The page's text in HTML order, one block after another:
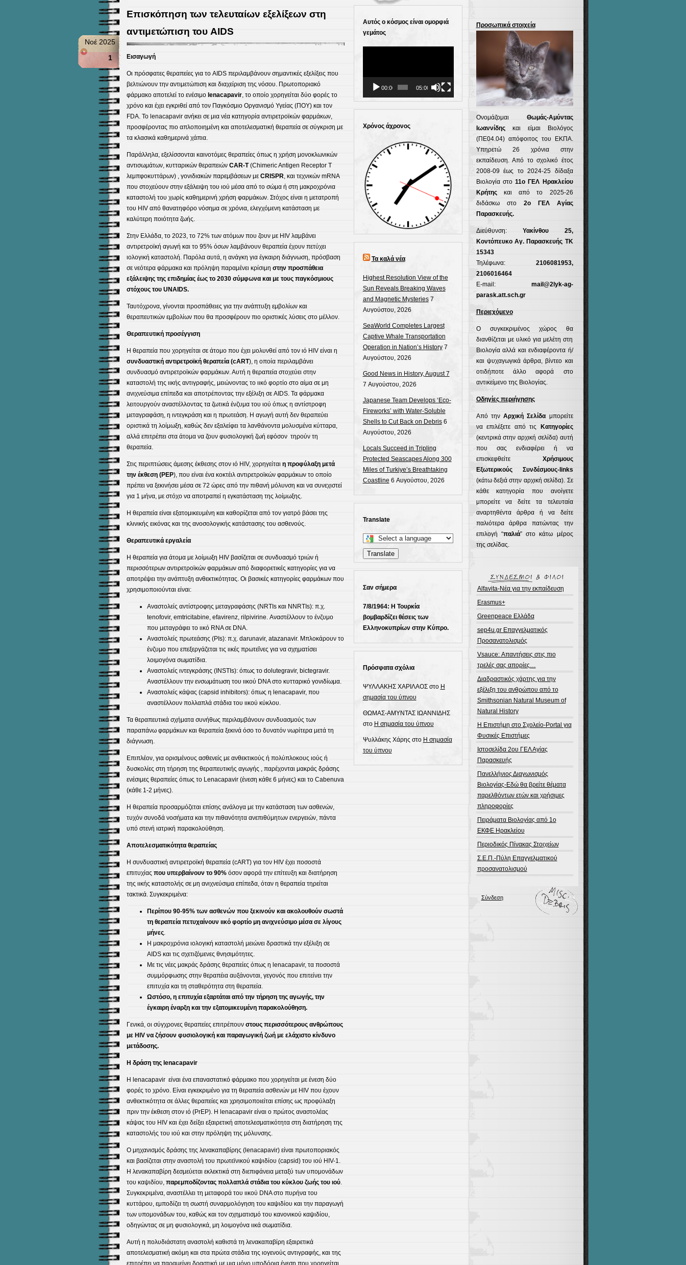
Επισκόπηση των τελευταίων εξελίξεων στη
αντιμετώπιση του AIDS
Νοέ 2025
1
Εισαγωγή
Οι πρόσφατες θεραπείες για το AIDS περιλαμβάνουν σημαντικές εξελίξεις που
βελτιώνουν την αντιμετώπιση και διαχείριση της νόσου. Πρωτοπoριακό
φάρμακο αποτελεί το ενέσιμο lenacapavir, το οποίο χορηγείται δύο φορές το
χρόνο και έχει εγκριθεί από τον Παγκόσμιο Οργανισμό Υγείας (ΠΟΥ) και τον
FDA. Το lenacapavir ανήκει σε μια νέα κατηγορία αντιρετροϊκών φαρμάκων,
προσφέροντας πιο απλοποιημένη και αποτελεσματική θεραπεία σε σύγκριση με
τα κλασικά καθημερινά χάπια.
Παράλληλα, εξελίσσονται καινοτόμες θεραπείες όπως η χρήση μονοκλωνικών
αντισωμάτων, κυτταρικών θεραπειών CAR-T(Chimeric Antigen Receptor T
λεμπφοκυττάρων) , γονιδιακών παρεμβάσεων με CRISPR, και τεχνικών mRNA
που στοχεύουν στην εξάλειψη του ιού μέσα από το σώμα ή στη μακροχρόνια
καταστολή του χωρίς καθημερινή χρήση φαρμάκων. Στόχος είναι η μετατροπή
του HIV από θανατηφόρο νόσημα σε χρόνια, ελεγχόμενη κατάσταση με
καλύτερη ποιότητα ζωής.
Στην Ελλάδα, το 2023, το 72% των ατόμων που ζουν με HIV λαμβάνει
αντιρετροϊκή αγωγή και το 95% όσων λαμβάνουν θεραπεία έχουν πετύχει
ιολογική καταστολή. Παρόλα αυτά, η ανάγκη για έγκαιρη διάγνωση, πρόσβαση
σε νεότερα φάρμακα και πρόληψη παραμένει κρίσιμη στην προσπάθεια
εξάλειψης της επιδημίας έως το 2030 σύμφωνα και με τους παγκόσμιους
στόχους του UNAIDS.
Ταυτόχρονα, γίνονται προσπάθειες για την ανάπτυξη εμβολίων και
θεραπευτικών εμβολίων που θα προσφέρουν πιο οριστικές λύσεις στο μέλλον.
​Θεραπευτική προσέγγιση
Η θεραπεία που χορηγείται σε άτομο που έχει μολυνθεί από τον ιό HIV είναι η
συνδυαστική αντιρετροϊκή θεραπεία (cART), η οποία περιλαμβάνει
συνδυασμό αντιρετροϊκών φαρμάκων. Αυτή η θεραπεία στοχεύει στην
καταστολή της ιικής αντιγραφής, μειώνοντας το ιικό φορτίο στο αίμα σε μη
ανιχνεύσιμα επίπεδα και αποτρέποντας την εξέλιξη σε AIDS. Τα φάρμακα
λειτουργούν αναστέλλοντας τα ζωτικά ένζυμα του ιού όπως η αντίστροφη
μεταγραφάση, η ιντεγκράση και η πρωτεάση. Η αγωγή αυτή δεν θεραπεύει
οριστικά τη λοίμωξη, καθώς δεν εξαλείφει τα λανθάνοντα μολυσμένα κύτταρα,
αλλά επιτρέπει στα άτομα να ζουν φυσιολογική ζωή εφόσον τηρούν τη
θεραπεία.
Στις περιπτώσεις άμεσης έκθεσης στον ιό HIV, χορηγείται η προφύλαξη μετά
την έκθεση (PEP), που είναι ένα κοκτέιλ αντιρετροϊκών φαρμάκων το οποίο
πρέπει να ξεκινήσει μέσα σε 72 ώρες από την πιθανή μόλυνση και να συνεχιστεί
για 1 μήνα, με στόχο να αποτραπεί η εγκατάσταση της λοίμωξης.
Η θεραπεία είναι εξατομικευμένη και καθορίζεται από τον γιατρό βάσει της
κλινικής εικόνας και της ανοσολογικής κατάστασης του ασθενούς.
Θεραπευτικά εργαλεία
Η θεραπεία για άτομα με λοίμωξη HIV βασίζεται σε συνδυασμό τριών ή
περισσότερων αντιρετροϊκών φαρμάκων από διαφορετικές κατηγορίες για να
αποτρέψει την ανάπτυξη ανθεκτικότητας. Οι βασικές κατηγορίες φαρμάκων που
χρησιμοποιούνται είναι:
Αναστολείς αντίστροφης μεταγραφάσης (NRTIs και NNRTIs): π.χ.
tenofovir, emtricitabine, efavirenz, rilpivirine. Αναστέλλουν το ένζυμο
που μεταγράφει το ιικό RNA σε DNA.
Αναστολείς πρωτεάσης (PIs): π.χ. darunavir, atazanavir. Μπλοκάρουν το
ένζυμο που επεξεργάζεται τις ιικές πρωτεΐνες για να σχηματίσει
λοιμογόνα σωματίδια.
Αναστολείς ιντεγκράσης (INSTIs): όπως το dolutegravir, bictegravir.
Αναστέλλουν την ενσωμάτωση του ιικού DNA στο κυτταρικό γονιδίωμα.
Αναστολείς κάψας (capsid inhibitors): όπως η lenacapavir, που
αναστέλλουν πολλαπλά στάδια του ιικού κύκλου.
Τα θεραπευτικά σχήματα συνήθως περιλαμβάνουν συνδυασμούς των
παραπάνω φαρμάκων και θεραπεία ξεκινά όσο το δυνατόν νωρίτερα μετά τη
διάγνωση.
Επιπλέον, για ορισμένους ασθενείς με ανθεκτικούς ή πολύπλοκους ιούς ή
δυσκολίες στη τήρηση της θεραπευτικής αγωγής , παρέχονται μακράς δράσης
ενέσιμες θεραπείες όπως το Lenacapavir (ένεση κάθε 6 μήνες) και το Cabenuva
(κάθε 1-2 μήνες).
Η θεραπεία προσαρμόζεται επίσης ανάλογα με την κατάσταση των ασθενών,
τυχόν συνοδά νοσήματα και την πιθανότητα ανεπιθύμητων ενεργειών, πάντα
υπό στενή ιατρική παρακολούθηση.
Αποτελεσματικότητα θεραπείας
Η συνδυαστική αντιρετροϊκή θεραπεία (cART) για τον HIV έχει ποσοστά
επιτυχίας που υπερβαίνουν το 90%όσον αφορά την επίτευξη και διατήρηση
της ιικής καταστολής σε μη ανιχνεύσιμα επίπεδα, όταν η θεραπεία τηρείται
τακτικά. Συγκεκριμένα:
Περίπου 90-95% των ασθενών που ξεκινούν και ακολουθούν σωστά
τη θεραπεία πετυχαίνουν ιικό φορτίο μη ανιχνεύσιμο μέσα σε λίγους
μήνες.
Η μακροχρόνια ιολογική καταστολή μειώνει δραστικά την εξέλιξη σε
AIDS και τις σχετιζόμενες θνησιμότητες.
Με τις νέες μακράς δράσης θεραπείες όπως η lenacapavir, τα ποσοστά
συμμόρφωσης στην θεραπέια αυξάνονται, γεγονός που επιτείνει την
επιτυχία και τη σταθερότητα στη θεραπεία.
Ωστόσο, η επιτυχία εξαρτάται από την τήρηση της αγωγής, την
έγκαιρη έναρξη και την εξατομικευμένη παρακολούθηση.
Γενικά, οι σύγχρονες θεραπείες επιτρέπουν στους περισσότερους ανθρώπους
με HIV να ζήσουν φυσιολογική και παραγωγική ζωή με ελάχιστο κίνδυνο
μετάδοσης.
Η δράση της lenacapavir
Η lenacapavir είναι ένα επαναστατικό φάρμακο που χορηγείται με ένεση δύο
φορές το χρόνο. Είναι εγκεκριμένο για τη θεραπεία ασθενών με HIV που έχουν
ανθεκτικότητα σε άλλες θεραπείες και χρησιμοποιείται επίσης ως προφύλαξη
πριν την έκθεση στον ιό (PrEP). Η lenacapavir είναι ο πρώτος αναστολέας
κάψας του HIV και έχει δείξει εξαιρετική αποτελεσματικότητα στη διατήρηση της
καταστολής του ιού και στην πρόληψη της μόλυνσης.
Ο μηχανισμός δράσης της λενακαπαβίρης (lenacapavir) είναι πρωτοποριακός
και βασίζεται στην αναστολή του πρωτεϊνικού καψιδίου (capsid) του ιού HIV-1.
Η λενακαπαβίρη δεσμεύεται εκλεκτικά στη διεπιφάνεια μεταξύ των υπομονάδων
του καψιδίου, παρεμποδίζοντας πολλαπλά στάδια του κύκλου ζωής του ιού.
Συγκεκριμένα, αναστέλλει τη μεταφορά του ιικού DNA στο πυρήνα του
κυττάρου, εμποδίζει τη σωστή συναρμολόγηση του καψιδίου και την παραγωγή
των υπομονάδων του, καθώς και τον σχηματισμό του κανονικού καψιδίου,
οδηγώντας σε μη φυσιολογικά, μη λοιμογόνα ιικά σωματίδια.
Αυτή η πολυδιάστατη αναστολή καθιστά τη λενακαπαβίρη εξαιρετικά
αποτελεσματική ακόμη και στα πρώτα στάδια της ιογενούς αντιγραφής, και της
επιτρέπει να παραμείνει δραστική με μια μόνο υποδόρια ένεση που χορηγείται
Αυτός ο κόσμος είναι ομορφιά
γεμάτος
00:00 05:00
Χρόνος άχρονος
Τα καλά νέα
Highest Resolution View of the
Sun Reveals Breaking Waves
and Magnetic Mysteries 7
Αυγούστου, 2026
SeaWorld Completes Largest
Captive Whale Transportation
Operation in Nation’s History 7
Αυγούστου, 2026
Good News in History, August 7
7 Αυγούστου, 2026
Japanese Team Develops ‘Eco-
Fireworks’ with Water-Soluble
Shells to Cut Back on Debris 6
Αυγούστου, 2026
Locals Succeed in Tripling
Protected Seascapes Along 300
Miles of Turkiye’s Breathtaking
Coastline 6 Αυγούστου, 2026
Translate
Select
a
language
to
this
page
Translate
Σαν σήμερα
7/8/1964: Η Τουρκία
βομβαρδίζει θέσεις των
Ελληνοκυπρίων στην Κύπρο.
Πρόσφατα σχόλια
ΨΥΛΛΑΚΗΣ ΧΑΡΙΛΑΟΣστο Η
σημασία του ύπνου
ΘΩΜΑΣ-ΑΜΥΝΤΑΣ ΙΩΑΝΝΙΔΗΣ
στο Η σημασία του ύπνου
Ψυλλάκης Χάρης στο Η σημασία
του ύπνου
Προσωπικά στοιχεία
Ονομάζομαι Θωμάς-Αμύντας
Ιωαννίδης και είμαι Βιολόγος
(ΠΕ04.04) απόφοιτος του ΕΚΠΑ.
Υπηρετώ 26 χρόνια στην
εκπαίδευση. Από το σχολικό έτος
2008-09 έως το 2024-25 δίδαξα
Βιολογία στo 11ο ΓΕΛ Ηρακλείου
Κρήτηςκαι από το 2025-26
διδάσκω στο 2ο ΓΕΛ Αγίας
Παρασκευής.
Διεύθυνση: Υακίνθου 25,
Κοντόπευκο Αγ. Παρασκευής ΤΚ
15343
Τηλέφωνα: 2106081953,
2106016464
Ε-mail: mail@2lyk-ag-
parask.att.sch.gr
Περιεχόμενο
Ο συγκεκριμένος χώρος θα
διανθίζεται με υλικό για μελέτη στη
Βιολογία αλλά και ενδιαφέροντα ή/
και ψυχαγωγικά άρθρα, βίντεο και
οτιδήποτε άλλο αφορά στο
αντικείμενο της Βιολογίας.
Οδηγίες περιήγησης
Από την Αρχική Σελίδα μπορείτε
να επιλέξετε από τις
Κατηγορίες
(κεντρικά στην αρχική σελίδα) αυτή
που σας ενδιαφέρει ή να
επισκεφθείτε Χρήσιμους
Εξωτερικούς Συνδέσμους-links
(κάτω δεξιά στην αρχική σελίδα). Σε
κάθε κατηγορία που ανοίγετε
μπορείτε να δείτε τα τελευταία
αναρτηθέντα άρθρα ή να δείτε
παλιότερα άρθρα πατώντας την
επιλογή “παλιά” στο κάτω μέρος
της σελίδας.
Alfavita-Νέα για την εκπαίδευση
Erasmus+
Greenpeace Ελλάδα
sep4u.gr Επαγγελματικός
Προσανατολισμός
Vsauce: Απαντήσεις στις πιο
τρελές σας απορίες…
Διαδραστικός χάρτης για την
εξέλιξη του ανθρώπου από το
Smithsonian Natural Museum of
Natural History
Η Επιστήμη στο Σχολείο-Portal για
Φυσικές Επιστήμες
Ιστοσελίδα 2ου ΓΕΛ Αγίας
Παρασκευής
Πανελλήνιος Διαγωνισμός
Βιολογίας-Εδώ θα βρείτε θέματα
παρελθόντων ετών και χρήσιμες
πληροφορίες
Πειράματα Βιολογίας από 1ο
ΕΚΦΕ Ηρακλείου
Περιοδικός Πίνακας Στοιχείων
Σ.Ε.Π.-Πύλη Επαγγελματικού
προσανατολισμού
Σύνδεση